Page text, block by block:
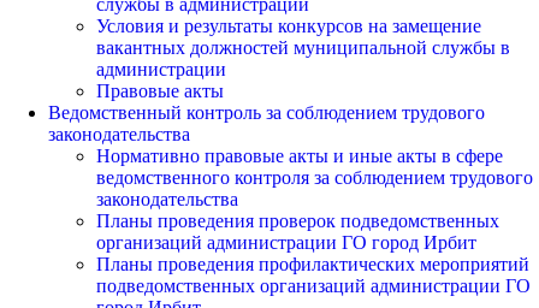
службы в администрации
Условия и результаты конкурсов на замещение
вакантных должностей муниципальной службы в
администрации
Правовые акты
Ведомственный контроль за соблюдением трудового
законодательства
Нормативно правовые акты и иные акты в сфере
ведомственного контроля за соблюдением трудового
законодательства
Планы проведения проверок подведомственных
организаций администрации ГО город Ирбит
Планы проведения профилактических мероприятий
подведомственных организаций администрации ГО